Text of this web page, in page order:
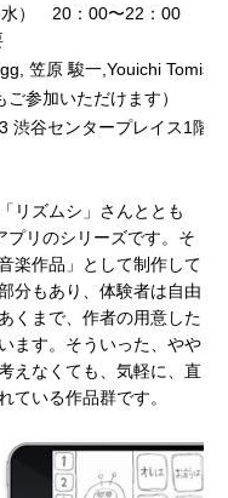
） 20：00〜22：00 （
笠原 駿一,Youichi
参加いただけます）
渋谷センタープレイス1階
リズムシ」さんととも
プリのシリーズです。そ
楽作品」として制作して
分もあり、体験者は自由
くまで、作者の用意した
ます。そういった、やや
えなくても、気軽に、直
ている作品群です。